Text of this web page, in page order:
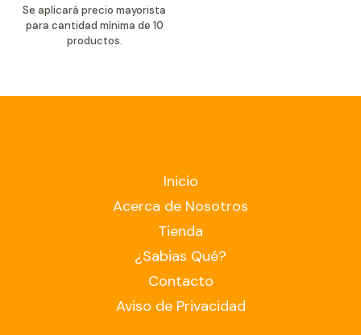
Se aplicará precio mayorista
para cantidad mínima de 10
productos.
Inicio
Acerca de Nosotros
Tienda
¿Sabias Qué?
Contacto
Aviso de Privacidad